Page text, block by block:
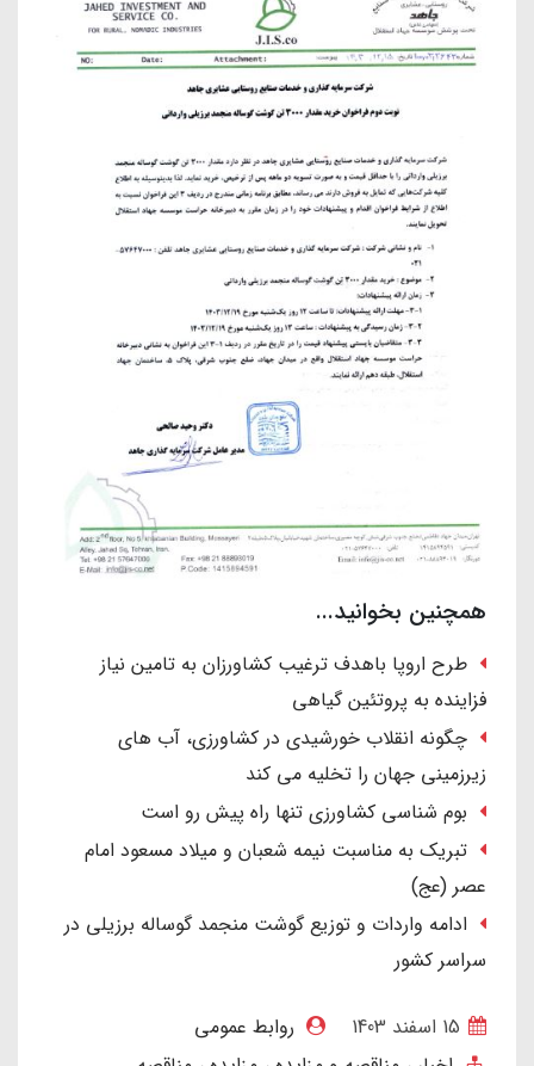
همچنین بخوانید...
طرح اروپا باهدف ترغیب کشاورزان به تامین نیاز
فزاینده به پروتئین گیاهی
چگونه انقلاب خورشیدی در کشاورزی، آب های
زیرزمینی جهان را تخلیه می کند
بوم شناسی کشاورزی تنها راه پیش رو است
تبریک به مناسبت نیمه شعبان و میلاد مسعود امام
عصر (عج)
ادامه واردات و توزیع گوشت منجمد گوساله برزیلی در
سراسر کشور
روابط عمومی